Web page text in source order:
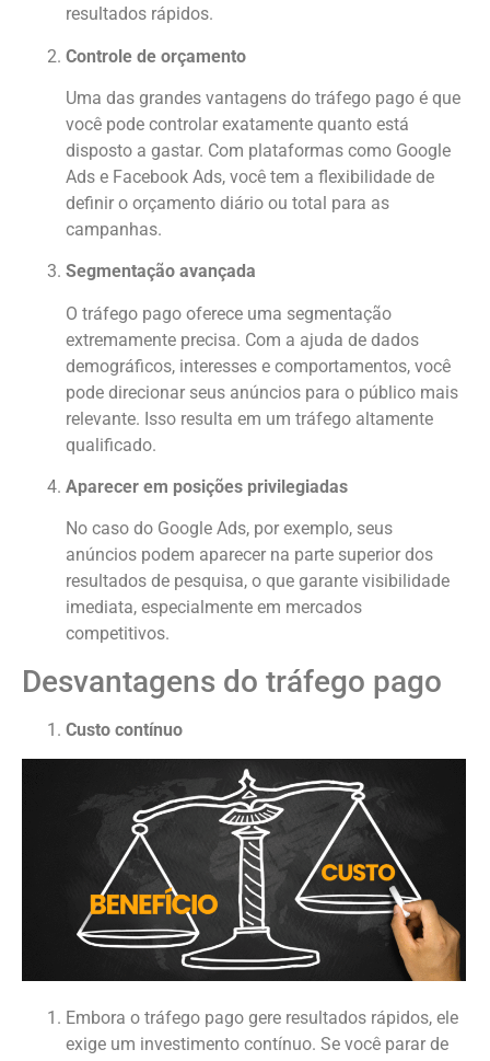
resultados rápidos.
Controle de orçamento
Uma das grandes vantagens do tráfego pago é que
você pode controlar exatamente quanto está
disposto a gastar. Com plataformas como Google
Ads e Facebook Ads, você tem a flexibilidade de
definir o orçamento diário ou total para as
campanhas.
Segmentação avançada
O tráfego pago oferece uma segmentação
extremamente precisa. Com a ajuda de dados
demográficos, interesses e comportamentos, você
pode direcionar seus anúncios para o público mais
relevante. Isso resulta em um tráfego altamente
qualificado.
Aparecer em posições privilegiadas
No caso do Google Ads, por exemplo, seus
anúncios podem aparecer na parte superior dos
resultados de pesquisa, o que garante visibilidade
imediata, especialmente em mercados
competitivos.
Desvantagens do tráfego pago
Custo contínuo
Embora o tráfego pago gere resultados rápidos, ele
exige um investimento contínuo. Se você parar de